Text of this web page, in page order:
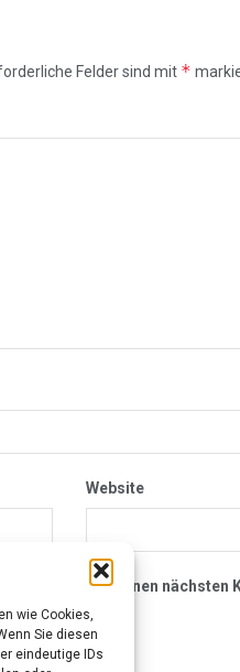
wie Cookies,
Sie diesen
eindeutige IDs
Felder sind mit *
Website
Browser für meinen nächsten